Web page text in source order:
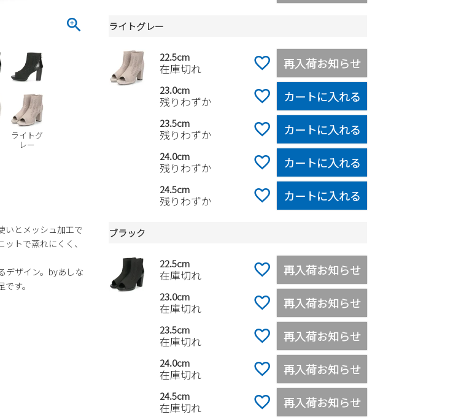
ライトグ
レー
いとメッシュ加工で
トで蒸れにくく、
デザイン。byあしな
す。
ライトグレー
22.5cm
在庫切れ 再入荷お知らせ
23.0cm
残りわずか カートに入れる
23.5cm
残りわずか カートに入れる
24.0cm
残りわずか カートに入れる
24.5cm
残りわずか カートに入れる
ブラック
22.5cm
在庫切れ 再入荷お知らせ
23.0cm
在庫切れ 再入荷お知らせ
23.5cm
在庫切れ 再入荷お知らせ
24.0cm
在庫切れ 再入荷お知らせ
24.5cm
在庫切れ 再入荷お知らせ